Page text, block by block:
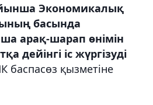
Экономикалық
басында
арақ-шарап өнімін
іс жүргізуді
қызметіне